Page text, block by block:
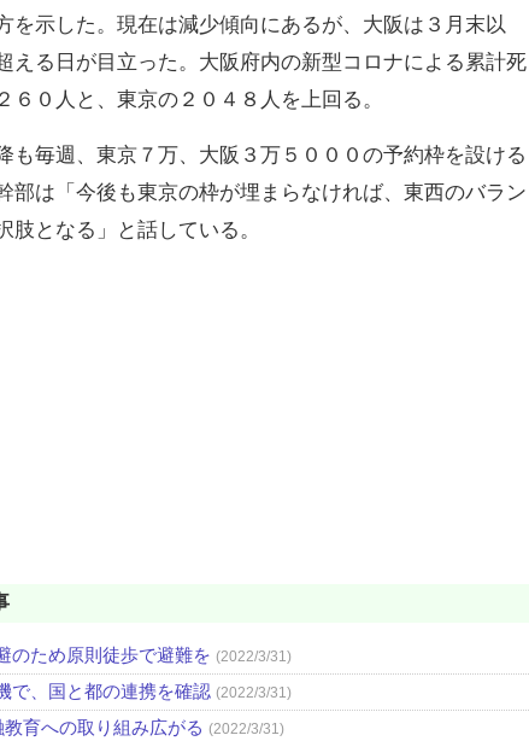
を示した。現在は減少傾向にあるが、大阪は３月末以
える日が目立った。大阪府内の新型コロナによる累計死
６０人と、東京の２０４８人を上回る。
毎週、東京７万、大阪３万５０００の予約枠を設ける
部は「今後も東京の枠が埋まらなければ、東西のバラン
肢となる」と話している。
のため原則徒歩で避難を (2022/3/31)
で、国と都の連携を確認 (2022/3/31)
育への取り組み広がる (2022/3/31)